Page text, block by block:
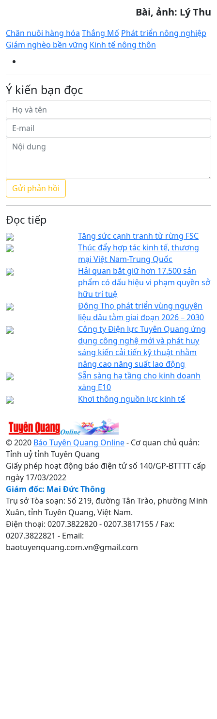
Bài, ảnh: Lý Thu
Chăn nuôi hàng hóa Thắng Mố Phát triển nông nghiệp
Giảm nghèo bền vững Kinh tế nông thôn
Ý kiến bạn đọc
Đọc tiếp
Tăng sức cạnh tranh từ rừng FSC
Thúc đẩy hợp tác kinh tế, thương
mại Việt Nam-Trung Quốc
Hải quan bắt giữ hơn 17.500 sản
phẩm có dấu hiệu vi phạm quyền sở
hữu trí tuệ
Đông Thọ phát triển vùng nguyên
liệu dâu tằm giai đoạn 2026 – 2030
Công ty Điện lực Tuyên Quang ứng
dụng công nghệ mới và phát huy
sáng kiến cải tiến kỹ thuật nhằm
nâng cao năng suất lao động
Sẵn sàng hạ tầng cho kinh doanh
xăng E10
Khơi thông nguồn lực kinh tế
© 2020 Báo Tuyên Quang Online- Cơ quan chủ quản:
Tỉnh uỷ tỉnh Tuyên Quang
Giấy phép hoạt động báo điện tử số 140/GP-BTTTT cấp
ngày 17/03/2022
Giám đốc: Mai Đức Thông
Trụ sở Tòa soạn: Số 219, đường Tân Trào, phường Minh
Xuân, tỉnh Tuyên Quang, Việt Nam.
Điện thoại: 0207.3822820 - 0207.3817155 / Fax:
0207.3822821 - Email:
baotuyenquang.com.vn@gmail.com